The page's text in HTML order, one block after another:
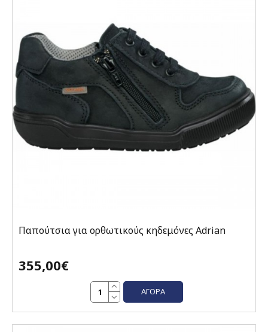
Παπούτσια για ορθωτικούς κηδεμόνες Adrian
355,00€
ΑΓΟΡΆ